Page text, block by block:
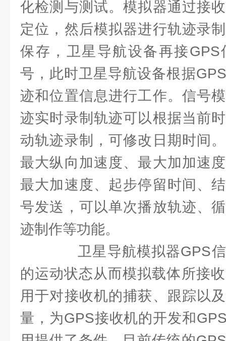
化检测与测试。模拟器通过接
定位，然后模拟器进行轨迹录
保存，卫星导航设备再接
号，此时卫星导航设备根据
迹和位置信息进行工作。信号
迹实时录制轨迹可以根据当前
动轨迹录制，可修改日期时间
最大纵向加速度、最大加加速
最大加速度、起步停留时间、
号发送，可以单次播放轨迹、
迹制作等功能。
卫星导航模拟器GPS信
的运动状态从而模拟载体所接
用于对接收机的捕获、跟踪以
量，为GPS接收机的开发和